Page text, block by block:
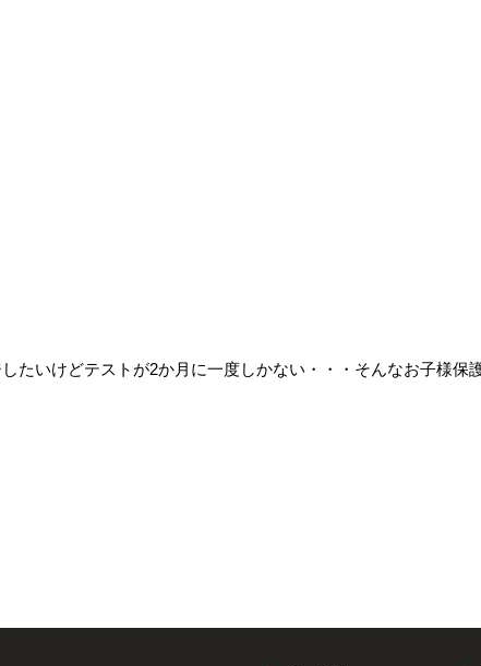
たいけどテストが2か月に一度しかない・・・そんなお子様保